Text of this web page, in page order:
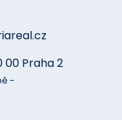
00 Praha 2
-